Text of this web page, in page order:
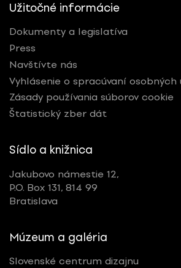
Užitočné informácie
Dokumenty a legislatíva
Press
Navštívte nás
Vyhlásenie o spracúvaní osobných
Zásady používania súborov cookie
Štatistický zber dát
Sídlo a knižnica
Jakubovo námestie 12,
P.O. Box 131, 814 99
Bratislava
Múzeum a galéria
Slovenské centrum dizajnu